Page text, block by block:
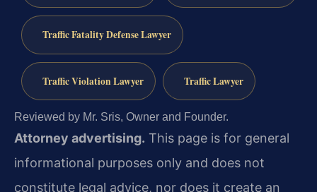
Traffic Fatality Defense Lawyer
Traffic Violation Lawyer Traffic Lawyer
Reviewed by Mr. Sris, Owner and Founder.
Attorney advertising. This page is for general
informational purposes only and does not
constitute legal advice, nor does it create an